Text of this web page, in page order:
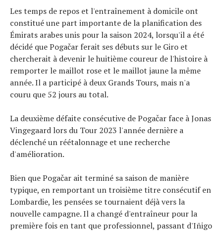
Les temps de repos et l'entraînement à domicile ont
constitué une part importante de la planification des
Émirats arabes unis pour la saison 2024, lorsqu'il a été
décidé que Pogačar ferait ses débuts sur le Giro et
chercherait à devenir le huitième coureur de l'histoire à
remporter le maillot rose et le maillot jaune la même
année. Il a participé à deux Grands Tours, mais n'a
couru que 52 jours au total.
La deuxième défaite consécutive de Pogačar face à Jonas
Vingegaard lors du Tour 2023 l'année dernière a
déclenché un réétalonnage et une recherche
d'amélioration.
Bien que Pogačar ait terminé sa saison de manière
typique, en remportant un troisième titre consécutif en
Lombardie, les pensées se tournaient déjà vers la
nouvelle campagne. Il a changé d'entraîneur pour la
première fois en tant que professionnel, passant d'Iñigo
Tous nos articles
À propos